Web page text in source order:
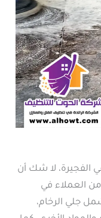
الفجيرة، لا شك أن
العملاء في
جلي الرخام،